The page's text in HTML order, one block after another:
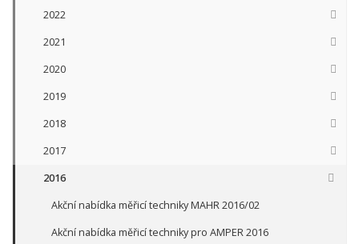
2022
2021
2020
2019
2018
2017
2016
Akční nabídka měřicí techniky MAHR 2016/02
Akční nabídka měřicí techniky pro AMPER 2016